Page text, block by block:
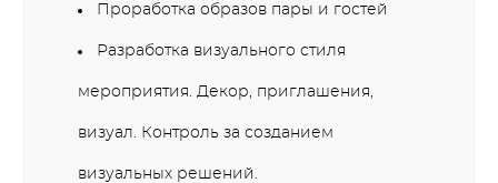
Проработка образов пары и гостей
Разработка визуального стиля
мероприятия. Декор, приглашения,
визуал. Контроль за созданием
визуальных решений.